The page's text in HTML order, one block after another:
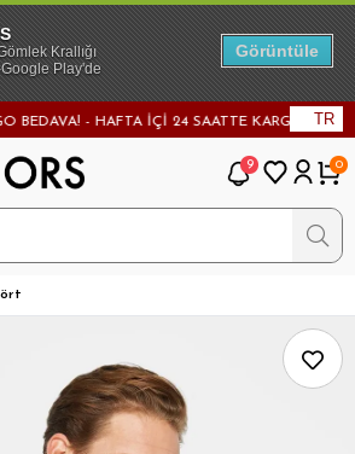
- HAFTA İÇİ 24 SAATTE KARGODA! - TR
9 0
Krallığı
Play'de
Görüntüle